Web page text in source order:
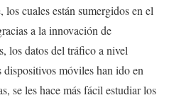
cuales están sumergidos en el
a la innovación de
los datos del tráfico a nivel
móviles han ido en
se les hace más fácil estudiar los